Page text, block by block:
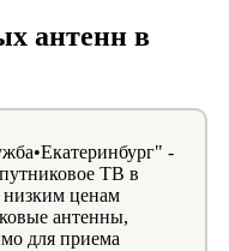
антенн в
-
ТВ в
низким ценам
антенны,
для приема